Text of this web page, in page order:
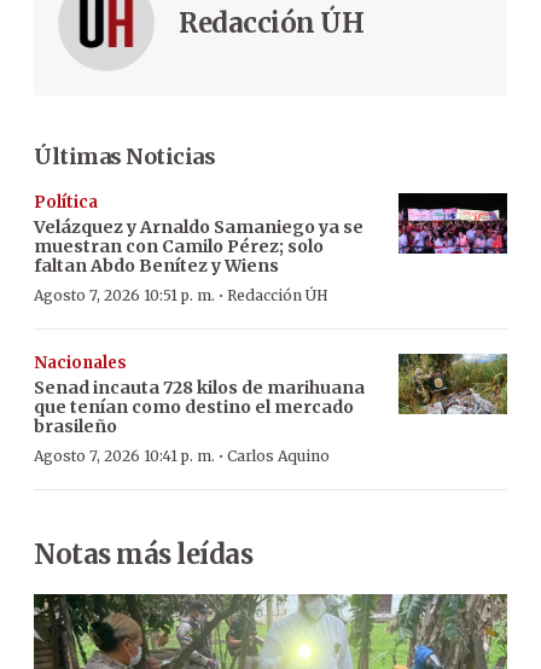
Redacción ÚH
Últimas Noticias
Política
Velázquez y Arnaldo Samaniego ya se
muestran con Camilo Pérez; solo
faltan Abdo Benítez y Wiens
Agosto 7, 2026 10:51 p. m. · Redacción ÚH
Nacionales
Senad incauta 728 kilos de marihuana
que tenían como destino el mercado
brasileño
Agosto 7, 2026 10:41 p. m. · Carlos Aquino
Notas más leídas